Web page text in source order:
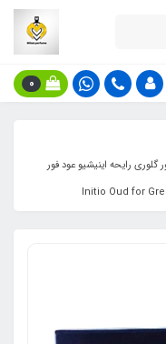
0
گلوری رایحه اینیشیو عود فور